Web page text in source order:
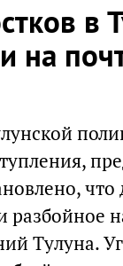
в
на
разбойное
Тулуна.